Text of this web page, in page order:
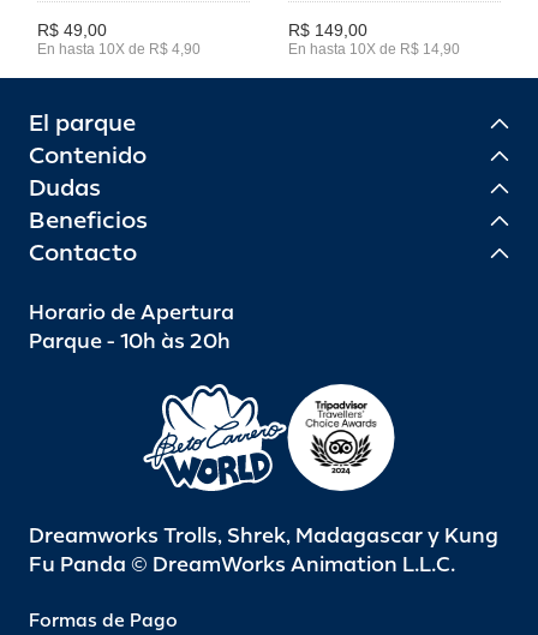
R$ 49,00
En hasta 10X de R$ 4,90
R$ 149,00
En hasta 10X de R$ 14,90
El parque
Contenido
Dudas
Beneficios
Contacto
Horario de Apertura
Parque - 10h às 20h
Dreamworks Trolls, Shrek, Madagascar y Kung
Fu Panda © DreamWorks Animation L.L.C.
Formas de Pago